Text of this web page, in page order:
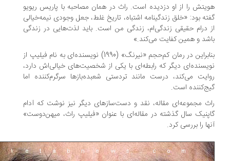
را از او دزدیده است. راث در همان مصاحبه با پاریس ریویو
بود: «خلق زندگینامه اشتباه، تاریخ غلط، جعل وجودی نیمه‌خیالی
درام حقیقی زندگی‌ام، زندگی من است. باید لذت‌هایی در زندگی
و همین کفایت می‌کند.»
بنابراین در رمان کم‌حجم «نیرنگ» (1990) نویسنده‌ای به نام فیلیپ از
دیگر که رابطه‌ای با یکی از شخصیت‌های خیالی‌اش دارد،
می‌کند، درست مانند تردستی شعبده‌بازها سرگرم‌کننده اما
است.
مجموعه‌ای مقاله‌، نقد و دست‌سازهای دیگر نیز نوشت که آدام
سال گذشته در مقاله‌ای با عنوان «فیلیپ راث، میهن‌دوست»
را بررسی کرد.